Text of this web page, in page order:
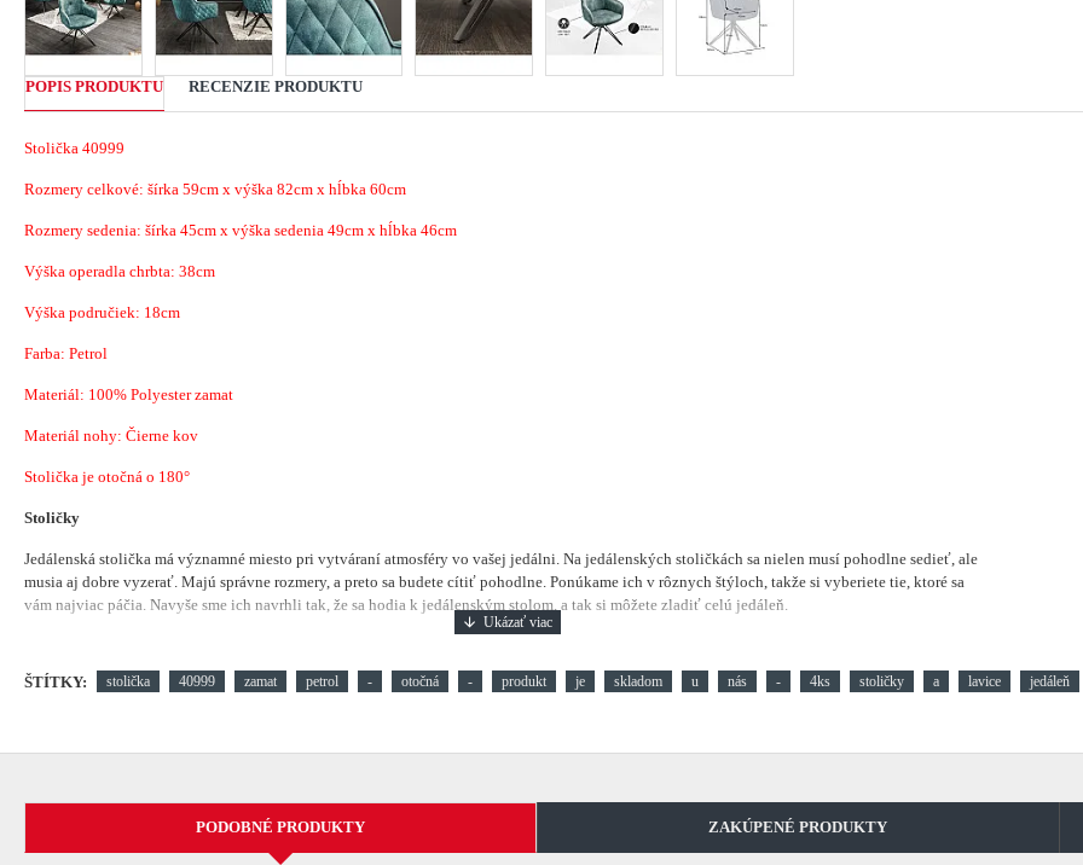
POPIS PRODUKTU RECENZIE PRODUKTU
Stolička 40999
Rozmery celkové: šírka 59cm x výška 82cm x hĺbka 60cm
Rozmery sedenia: šírka 45cm x výška sedenia 49cm x hĺbka 46cm
Výška operadla chrbta: 38cm
Výška područiek: 18cm
Farba: Petrol
Materiál: 100% Polyester zamat
Materiál nohy: Čierne kov
Stolička je otočná o 180°
Stoličky
Jedálenská stolička má významné miesto pri vytváraní atmosféry vo vašej jedálni. Na jedálenských stoličkách sa nielen musí pohodlne sedieť, ale
musia aj dobre vyzerať. Majú správne rozmery, a preto sa budete cítiť pohodlne. Ponúkame ich v rôznych štýloch, takže si vyberiete tie, ktoré sa
vám najviac páčia. Navyše sme ich navrhli tak, že sa hodia k jedálenským stolom, a tak si môžete zladiť celú jedáleň.
ŠTÍTKY: stolička 40999 zamat petrol - otočná - produkt je skladom u nás - 4ks stoličky a lavice jedáleň
PODOBNÉ PRODUKTY ZAKÚPENÉ PRODUKTY